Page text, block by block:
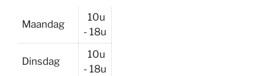
Maandag
10u
- 18u
Dinsdag
10u
- 18u